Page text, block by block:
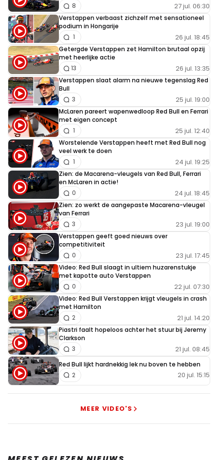
27 jul. 06:30
8
Verstappen verbaast zichzelf met sensationeel
podium in Hongarije
26 jul. 18:45
1
Getergde Verstappen zet Hamilton brutaal opzij
met heerlijke actie
26 jul. 13:35
13
Verstappen slaat alarm na nieuwe tegenslag Red
Bull
25 jul. 19:00
3
McLaren pareert wapenwedloop Red Bull en Ferrari
met eigen concept
25 jul. 12:40
1
Worstelende Verstappen heeft met Red Bull nog
veel werk te doen
24 jul. 19:25
1
Zien: de Macarena-vleugels van Red Bull, Ferrari
en McLaren in actie!
24 jul. 18:45
0
Zien: zo werkt de aangepaste Macarena-vleugel
van Ferrari
23 jul. 19:00
3
Verstappen geeft goed nieuws over
competitiviteit
23 jul. 17:45
0
Video: Red Bull slaagt in ultiem huzarenstukje
met kapotte auto Verstappen
22 jul. 07:30
0
Video: Red Bull Verstappen krijgt vleugels in crash
met Hamilton
21 jul. 14:20
2
Piastri faalt hopeloos achter het stuur bij Jeremy
Clarkson
21 jul. 08:45
3
Red Bull lijkt hardnekkig lek nu boven te hebben
20 jul. 15:15
2
MEER VIDEO'S